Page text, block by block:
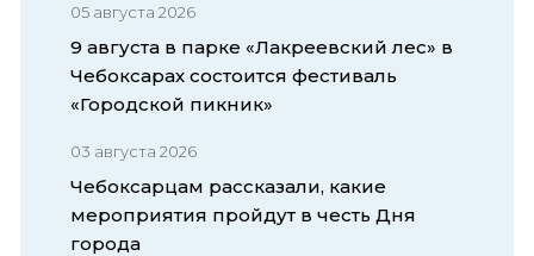
05 августа 2026
9 августа в парке «Лакреевский лес» в
Чебоксарах состоится фестиваль
«Городской пикник»
03 августа 2026
Чебоксарцам рассказали, какие
мероприятия пройдут в честь Дня
города